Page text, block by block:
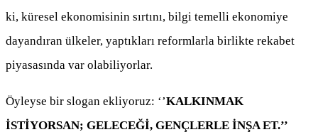
ki, küresel ekonomisinin sırtını, bilgi temelli ekonomiye
dayandıran ülkeler, yaptıkları reformlarla birlikte rekabet
piyasasında var olabiliyorlar.
Öyleyse bir slogan ekliyoruz: ‘’KALKINMAK
İSTİYORSAN; GELECEĞİ, GENÇLERLE İNŞA ET.’’